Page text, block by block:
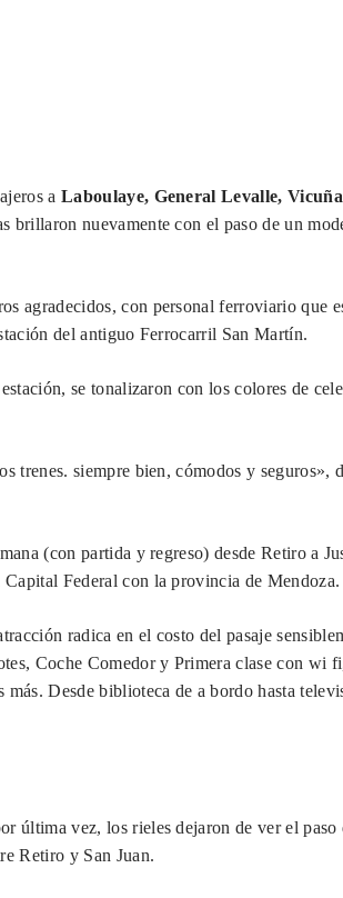
a Laboulaye, General Levalle, Vicuña
brillaron nuevamente con el paso de un
agradecidos, con personal ferroviario que
del antiguo Ferrocarril San Martín.
se tonalizaron con los colores de
trenes. siempre bien, cómodos y seguros»,
(con partida y regreso) desde Retiro a
Federal con la provincia de Mendoza.
radica en el costo del pasaje
Coche Comedor y Primera clase con wi
Desde biblioteca de a bordo hasta
última vez, los rieles dejaron de ver el paso
Retiro y San Juan.